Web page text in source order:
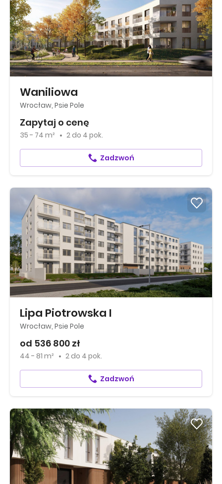
Waniliowa
Wrocław, Psie Pole
Zapytaj o cenę
35 - 74 m² 2 do 4 pok.
Zadzwoń
Lipa Piotrowska I
Wrocław, Psie Pole
od 536 800 zł
44 - 81 m² 2 do 4 pok.
Zadzwoń